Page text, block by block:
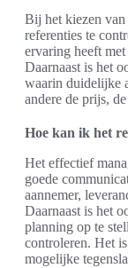
Bij het kiezen van
referenties te
ervaring heeft
Daarnaast is het
waarin duidelijke
andere de prijs,
Hoe kan ik het
Het effectief
goede
aannemer,
Daarnaast is het
planning op te
controleren. Het
mogelijke